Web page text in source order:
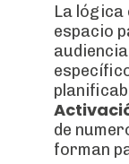
La
espacio
de
forman